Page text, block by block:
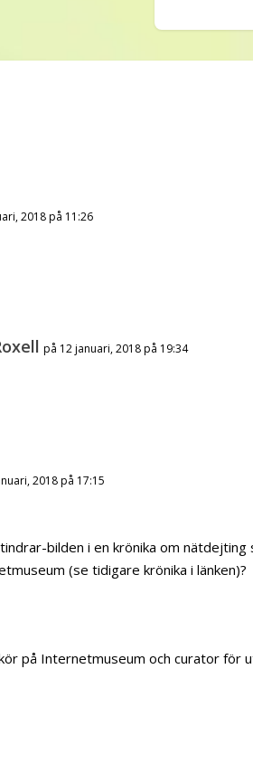
2018 på 11:26
på 12 januari, 2018 på 19:34
2018 på 17:15
bilden i en krönika om nätdejting
(se tidigare krönika i länken)?
på Internetmuseum och curator för